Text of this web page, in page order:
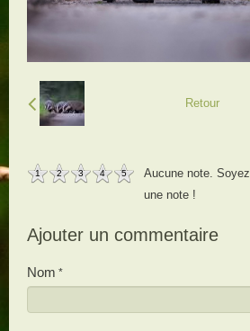
Retour
1 2 3 4 5
Aucune note.
une note !
Ajouter un commentaire
Nom